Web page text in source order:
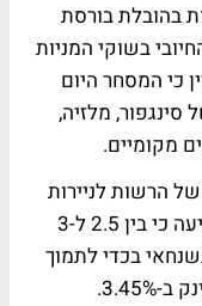
בהובלת בורסת
בשוקי המניות
כי המסחר היום
מלזיה,
מקומיים.
הרשות לניירות
ערך הסינית לקראת סוף המסחר שהודיעה כי בין 2.5 ל-3
בכדי לתמוך